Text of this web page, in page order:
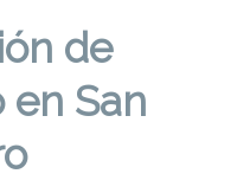
de
San